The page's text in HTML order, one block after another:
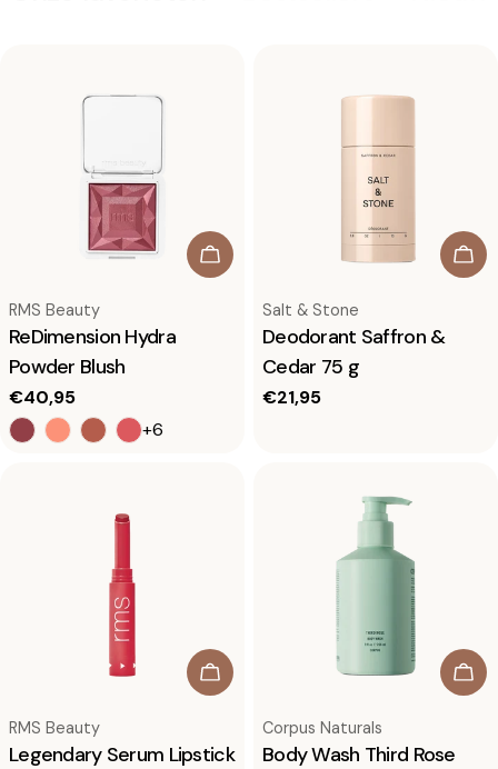
Kies opties
Leverancier:
RMS Beauty
ReDimension Hydra
Powder Blush
Normale
prijs
€40,95
+6
In
Leverancier:
Salt & Stone
Deodorant Saffron &
Cedar 75 g
Normale
€21,95
Kies opties
Leverancier:
RMS Beauty
Legendary Serum Lipstick
In
Leverancier:
Corpus Naturals
Body Wash Third Rose